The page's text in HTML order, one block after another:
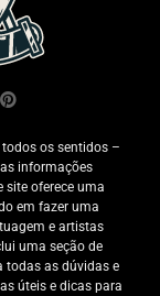
os sentidos –
informações
site oferece uma
em fazer uma
e artistas
uma seção de
todas as dúvidas e
úteis e dicas para